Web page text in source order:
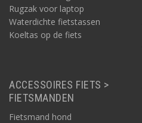
Rugzak voor laptop
Waterdichte fietstassen
Koeltas op de fiets
ACCESSOIRES FIETS >
FIETSMANDEN
Fietsmand hond